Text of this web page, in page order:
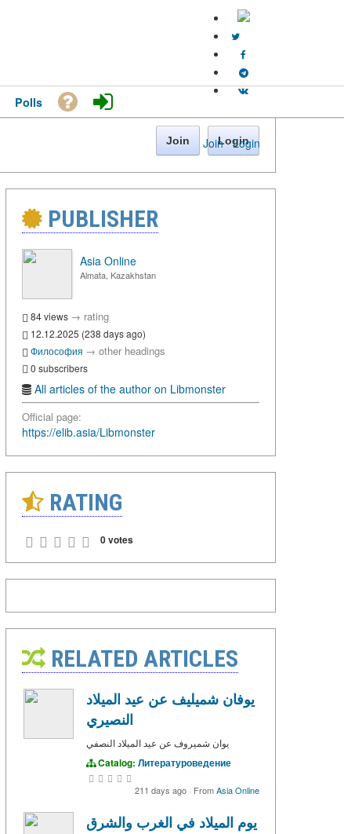
Join · Login
Polls
Join Login
PUBLISHER
Asia Online
Almata, Kazakhstan
84 views → rating
12.12.2025 (238 days ago)
Философия → other headings
0 subscribers
All articles of the author on Libmonster
Official page:
https://elib.asia/Libmonster
RATING
0 votes
RELATED ARTICLES
يوفان شميليف عن عيد الميلاد
النصيري
يوان شميروف عن عيد الميلاد النصفي
Catalog: Литературоведение
211 days ago · FromAsia Online
يوم الميلاد في الغرب والشرق